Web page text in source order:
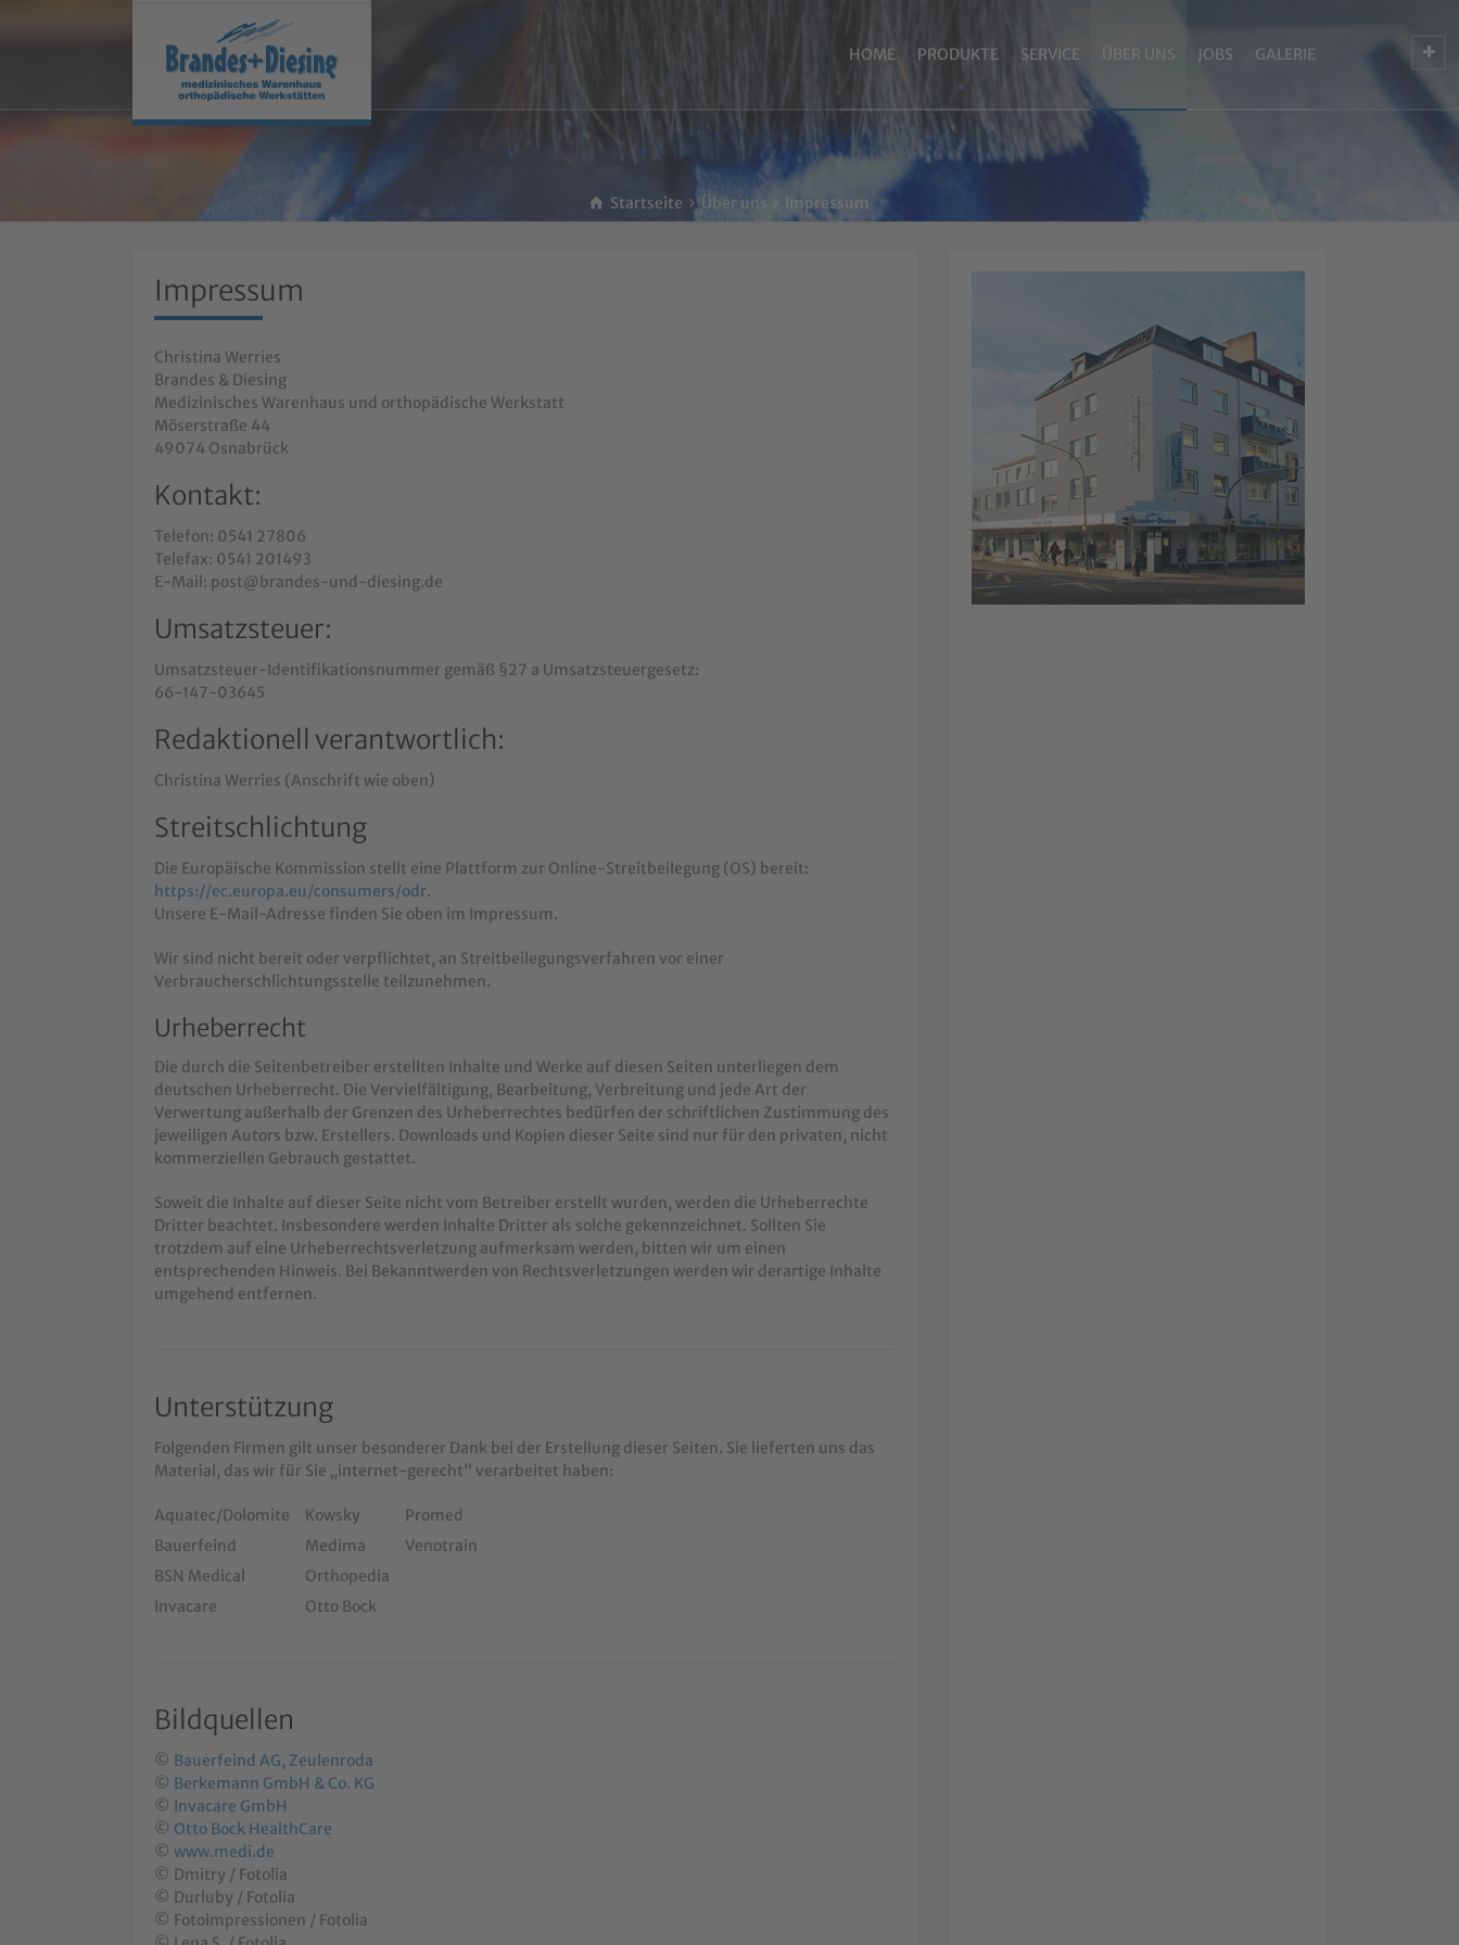
HOME PRODUKTE SERVICE ÜBER UNS JOBS GALERIE
Startseite Über uns Impressum
Impressum
Christina Werries
Brandes & Diesing
Medizinisches Warenhaus und orthopädische Werkstatt
Möserstraße 44
49074 Osnabrück
Kontakt:
Telefon: 0541 27806
Telefax: 0541 201493
E-Mail: post@brandes-und-diesing.de
Umsatzsteuer:
Umsatzsteuer-Identifikationsnummer gemäß §27 a Umsatzsteuergesetz:
66-147-03645
Redaktionell verantwortlich:
Christina Werries (Anschrift wie oben)
Streitschlichtung
Die Europäische Kommission stellt eine Plattform zur Online-Streitbeilegung (OS) bereit:
https://ec.europa.eu/consumers/odr.
Unsere E-Mail-Adresse finden Sie oben im Impressum.
Wir sind nicht bereit oder verpflichtet, an Streitbeilegungsverfahren vor einer
Verbraucherschlichtungsstelle teilzunehmen.
Urheberrecht
Die durch die Seitenbetreiber erstellten Inhalte und Werke auf diesen Seiten unterliegen dem
deutschen Urheberrecht. Die Vervielfältigung, Bearbeitung, Verbreitung und jede Art der
Verwertung außerhalb der Grenzen des Urheberrechtes bedürfen der schriftlichen Zustimmung des
jeweiligen Autors bzw. Erstellers. Downloads und Kopien dieser Seite sind nur für den privaten, nicht
kommerziellen Gebrauch gestattet.
Soweit die Inhalte auf dieser Seite nicht vom Betreiber erstellt wurden, werden die Urheberrechte
Dritter beachtet. Insbesondere werden Inhalte Dritter als solche gekennzeichnet. Sollten Sie
trotzdem auf eine Urheberrechtsverletzung aufmerksam werden, bitten wir um einen
entsprechenden Hinweis. Bei Bekanntwerden von Rechtsverletzungen werden wir derartige Inhalte
umgehend entfernen.
Unterstützung
Folgenden Firmen gilt unser besonderer Dank bei der Erstellung dieser Seiten. Sie lieferten uns das
Material, das wir für Sie „internet-gerecht“ verarbeitet haben:
Aquatec/Dolomite Kowsky
Promed
Bauerfeind
Medima
Venotrain
BSN Medical
Orthopedia
Invacare
Otto Bock
Bildquellen
© Bauerfeind AG, Zeulenroda
© Berkemann GmbH & Co. KG
© Invacare GmbH
© Otto Bock HealthCare
© www.medi.de
© Dmitry / Fotolia
© Durluby / Fotolia
© Fotoimpressionen / Fotolia